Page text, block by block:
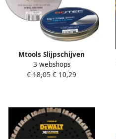
Mtools Slijpschijven
Doorslijpschijven ROTEC
Staal RVS 125x1 0mm |
3 webshops
€ 18,05 € 10,29